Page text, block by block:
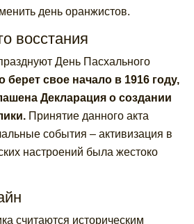
день оранжистов.
восстания
День Пасхального
берет свое начало в 1916 году,
Декларация о создании
Принятие данного акта
события – активизация в
настроений была жестоко
считаются историческим